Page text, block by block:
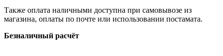
Также оплата наличными доступна при самовывозе из
магазина, оплаты по почте или использовании постамата.
Безналичный расчёт